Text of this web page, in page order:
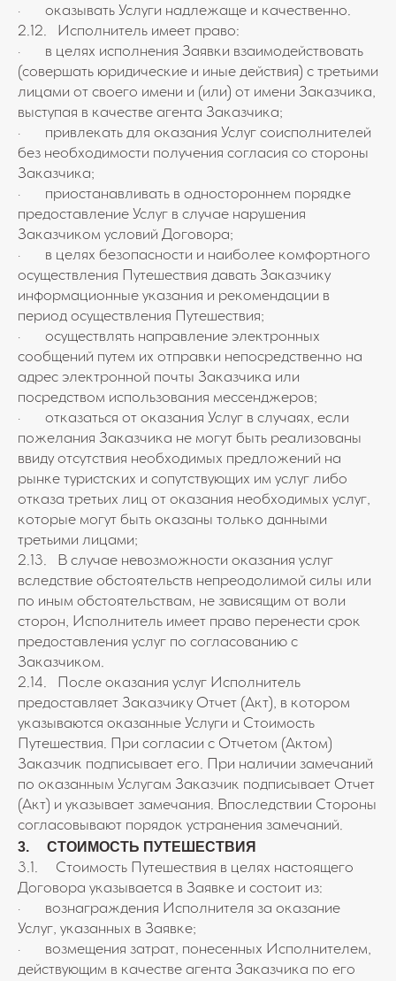
· оказывать Услуги надлежаще и качественно.
2.12. Исполнитель имеет право:
· в целях исполнения Заявки взаимодействовать
(совершать юридические и иные действия) с третьими
лицами от своего имени и (или) от имени Заказчика,
выступая в качестве агента Заказчика;
· привлекать для оказания Услуг соисполнителей
без необходимости получения согласия со стороны
Заказчика;
· приостанавливать в одностороннем порядке
предоставление Услуг в случае нарушения
Заказчиком условий Договора;
· в целях безопасности и наиболее комфортного
осуществления Путешествия давать Заказчику
информационные указания и рекомендации в
период осуществления Путешествия;
· осуществлять направление электронных
сообщений путем их отправки непосредственно на
адрес электронной почты Заказчика или
посредством использования мессенджеров;
· отказаться от оказания Услуг в случаях, если
пожелания Заказчика не могут быть реализованы
ввиду отсутствия необходимых предложений на
рынке туристских и сопутствующих им услуг либо
отказа третьих лиц от оказания необходимых услуг,
которые могут быть оказаны только данными
третьими лицами;
2.13. В случае невозможности оказания услуг
вследствие обстоятельств непреодолимой силы или
по иным обстоятельствам, не зависящим от воли
сторон, Исполнитель имеет право перенести срок
предоставления услуг по согласованию с
Заказчиком.
2.14. После оказания услуг Исполнитель
предоставляет Заказчику Отчет (Акт), в котором
указываются оказанные Услуги и Стоимость
Путешествия. При согласии с Отчетом (Актом)
Заказчик подписывает его. При наличии замечаний
по оказанным Услугам Заказчик подписывает Отчет
(Акт) и указывает замечания. Впоследствии Стороны
согласовывают порядок устранения замечаний.
3. СТОИМОСТЬ ПУТЕШЕСТВИЯ
3.1. Стоимость Путешествия в целях настоящего
Договора указывается в Заявке и состоит из:
· вознаграждения Исполнителя за оказание
Услуг, указанных в Заявке;
· возмещения затрат, понесенных Исполнителем,
действующим в качестве агента Заказчика по его